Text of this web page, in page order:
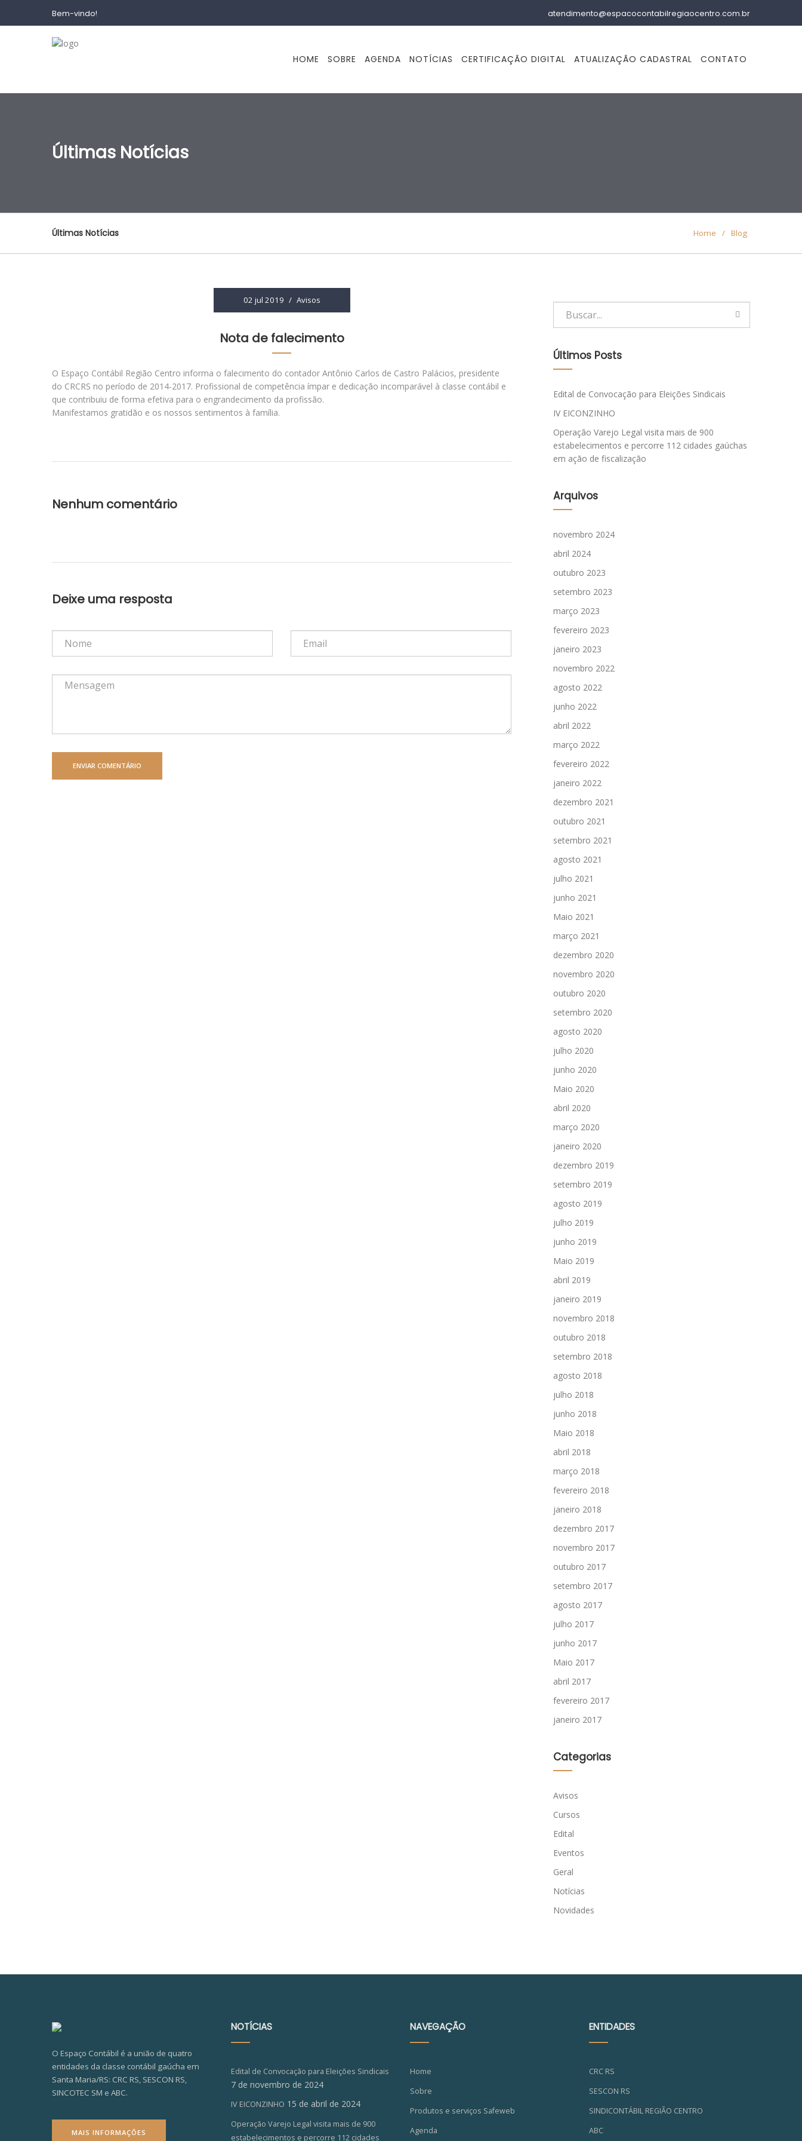
Bem-vindo! atendimento@espacocontabilregiaocentro.com.br
HOME SOBRE AGENDA NOTÍCIAS CERTIFICAÇÃO DIGITAL ATUALIZAÇÃO CADASTRAL CONTATO
Últimas Notícias
Últimas Notícias Home / Blog
02 jul 2019 / Avisos
Nota de falecimento
O Espaço Contábil Região Centro informa o falecimento do contador Antônio Carlos de Castro Palácios, presidente
do CRCRS no período de 2014-2017. Profissional de competência ímpar e dedicação incomparável à classe contábil e
que contribuiu de forma efetiva para o engrandecimento da profissão.
Manifestamos gratidão e os nossos sentimentos à família.
Nenhum comentário
Deixe uma resposta
Últimos Posts
Edital de Convocação para Eleições Sindicais
IV EICONZINHO
Operação Varejo Legal visita mais de 900
estabelecimentos e percorre 112 cidades gaúchas
em ação de fiscalização
Arquivos
novembro 2024
abril 2024
outubro 2023
setembro 2023
março 2023
fevereiro 2023
janeiro 2023
novembro 2022
agosto 2022
junho 2022
abril 2022
março 2022
fevereiro 2022
janeiro 2022
dezembro 2021
outubro 2021
setembro 2021
agosto 2021
julho 2021
junho 2021
Maio 2021
março 2021
dezembro 2020
novembro 2020
outubro 2020
setembro 2020
agosto 2020
julho 2020
junho 2020
Maio 2020
abril 2020
março 2020
janeiro 2020
dezembro 2019
setembro 2019
agosto 2019
julho 2019
junho 2019
Maio 2019
abril 2019
janeiro 2019
novembro 2018
outubro 2018
setembro 2018
agosto 2018
julho 2018
junho 2018
Maio 2018
abril 2018
março 2018
fevereiro 2018
janeiro 2018
dezembro 2017
novembro 2017
outubro 2017
setembro 2017
agosto 2017
julho 2017
junho 2017
Maio 2017
abril 2017
fevereiro 2017
janeiro 2017
Categorias
Avisos
Cursos
Edital
Eventos
Geral
Notícias
Novidades
O Espaço Contábil é a união de quatro
entidades da classe contábil gaúcha em
Santa Maria/RS: CRC RS, SESCON RS,
SINCOTEC SM e ABC.
MAIS INFORMAÇÕES
NOTÍCIAS
Edital de Convocação para Eleições Sindicais
7 de novembro de 2024
IV EICONZINHO 15 de abril de 2024
Operação Varejo Legal visita mais de 900
estabelecimentos e percorre 112 cidades
NAVEGAÇÃO
Home
Sobre
Produtos e serviços Safeweb
Agenda
ENTIDADES
CRC RS
SESCON RS
SINDICONTÁBIL REGIÃO CENTRO
ABC